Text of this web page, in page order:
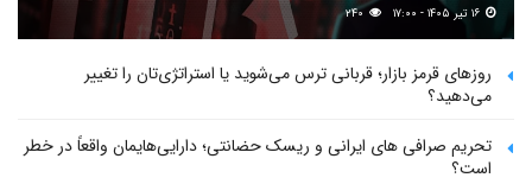
۲۴۰
روزهای قرمز بازار؛ قربانی ترس می‌شوید یا استراتژی‌تان را تغییر
می‌دهید؟
تحریم صرافی های ایرانی و ریسک حضانتی؛ دارایی‌هایمان واقعاً در خطر
است؟